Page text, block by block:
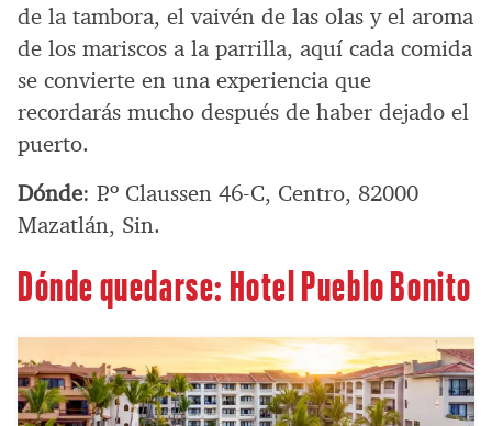
de la tambora, el vaivén de las olas y el aroma
de los mariscos a la parrilla, aquí cada comida
se convierte en una experiencia que
recordarás mucho después de haber dejado el
puerto.
Dónde: P.º Claussen 46-C, Centro, 82000
Mazatlán, Sin.
Dónde quedarse: Hotel Pueblo Bonito